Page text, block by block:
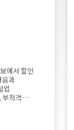
에서 할인
과
업
적격
기간
않을 수